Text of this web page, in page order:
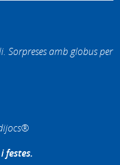
Sorpreses amb globus per
festes.